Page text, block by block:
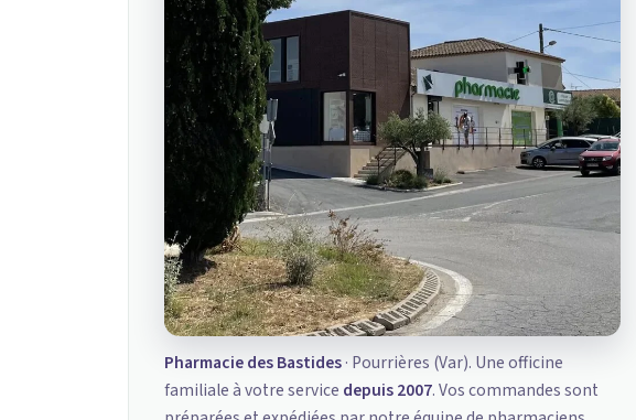
Pharmacie des Bastides· Pourrières (Var). Une officine
familiale à votre service depuis 2007. Vos commandes sont